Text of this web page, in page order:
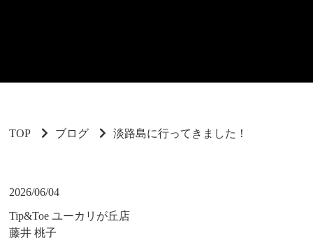
TOP ブログ 淡路島に行ってきました！
2026/06/04
Tip&Toe ユーカリが丘店
藤井 桃子